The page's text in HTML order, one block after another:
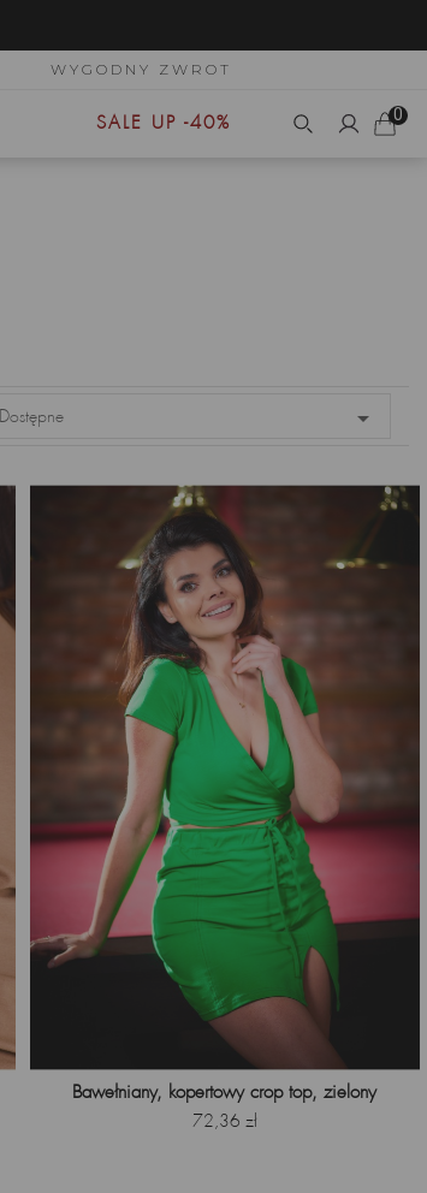
WYGODNY ZWROT
SALE UP -40% 0
Dostępne 
Bawełniany, kopertowy crop top, zielony
Cena
72,36 zł